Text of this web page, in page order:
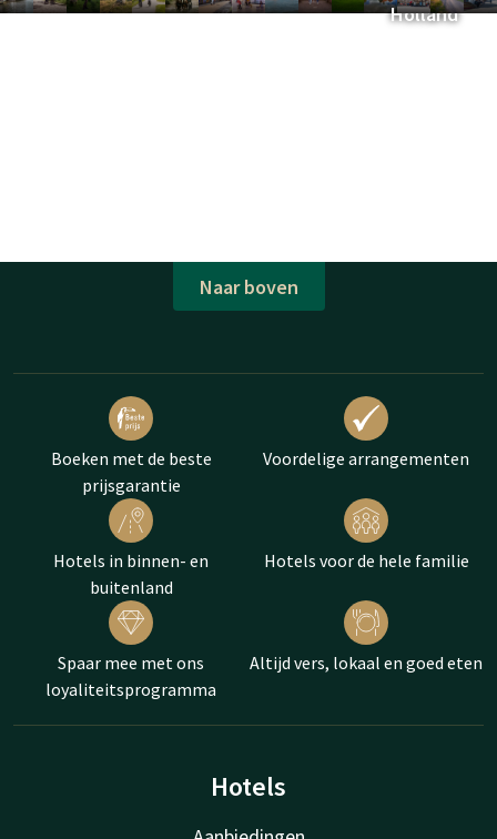
Holland
Naar boven
Boeken met de beste
prijsgarantie
Voordelige arrangementen
Hotels in binnen- en
buitenland
Hotels voor de hele familie
Spaar mee met ons
loyaliteitsprogramma
Altijd vers, lokaal en goed eten
Hotels